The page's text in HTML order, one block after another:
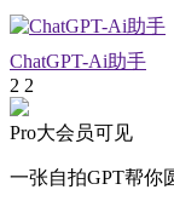
ChatGPT-Ai助手
2 2
Pro大会员可见
一张自拍GPT帮你